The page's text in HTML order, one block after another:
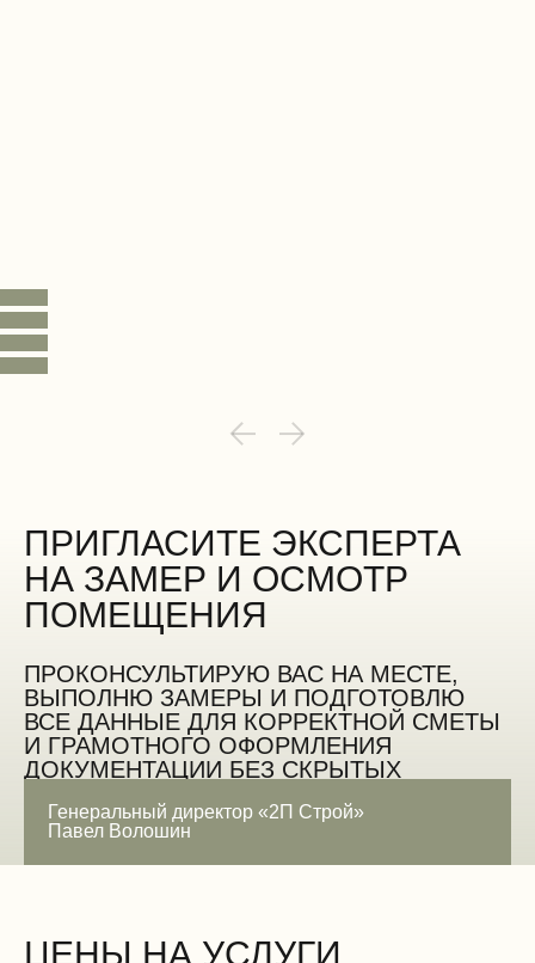
ПРИГЛАСИТЕ ЭКСПЕРТА
НА ЗАМЕР И ОСМОТР
ПОМЕЩЕНИЯ
ПРОКОНСУЛЬТИРУЮ ВАС НА МЕСТЕ,
ВЫПОЛНЮ ЗАМЕРЫ И ПОДГОТОВЛЮ
ВСЕ ДАННЫЕ ДЛЯ КОРРЕКТНОЙ СМЕТЫ
И ГРАМОТНОГО ОФОРМЛЕНИЯ
ДОКУМЕНТАЦИИ БЕЗ СКРЫТЫХ
Генеральный директор «2П Строй»
Павел Волошин
ЦЕНЫ НА УСЛУГИ